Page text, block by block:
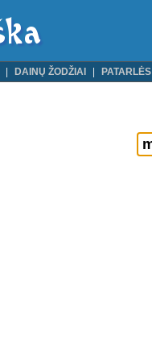
DAINŲ ŽODŽIAI PATARLĖS